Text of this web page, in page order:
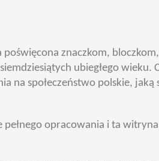
znaczkom,
ubiegłego wieku.
na społeczeństwo polskie,
opracowania i ta